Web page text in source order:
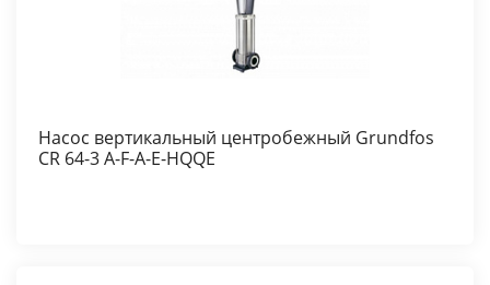
Насос вертикальный центробежный Grundfos
CR 64-3 A-F-A-E-HQQE